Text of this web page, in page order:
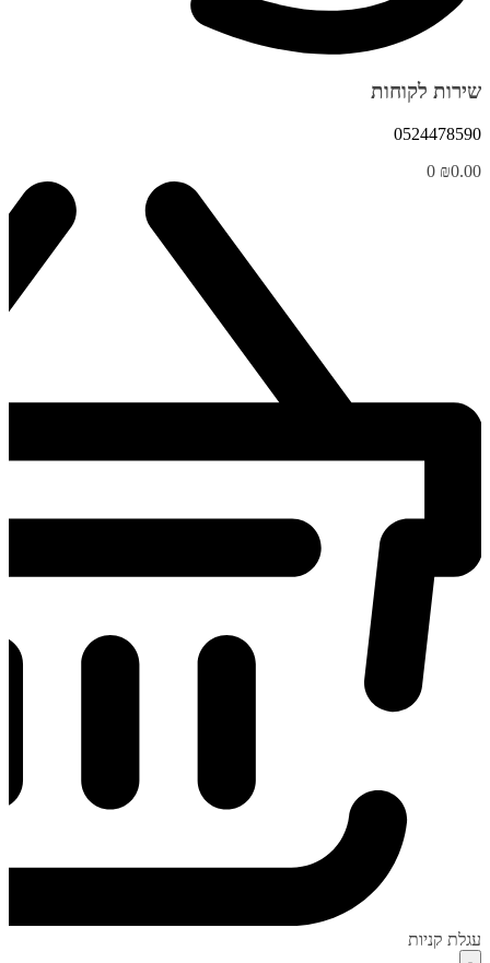
שירות לקוחות
0524478590
₪0.00
0
עגלת קניות